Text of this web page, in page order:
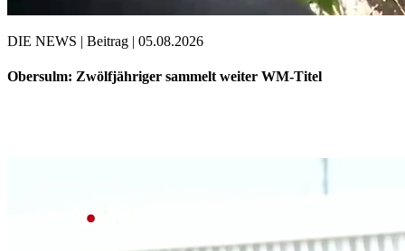
DIE NEWS | Beitrag | 05.08.2026
Obersulm: Zwölfjähriger sammelt weiter WM-Titel